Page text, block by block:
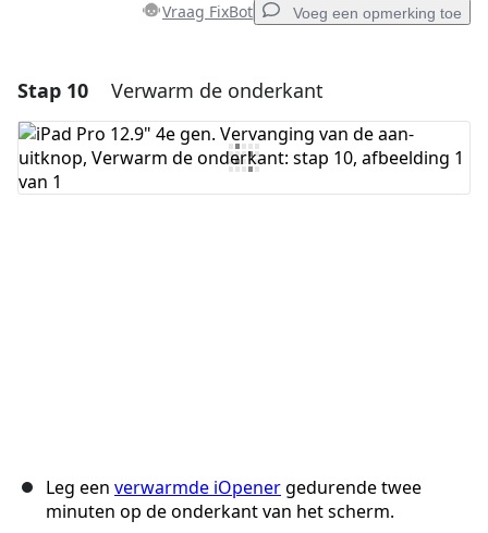
Vraag FixBot Voeg een opmerking toe
Voeg een opmerking toe
Voeg opmerking toe
Stap 10 Verwarm de onderkant
Leg een verwarmde iOpenergedurende twee
minuten op de onderkant van het scherm.